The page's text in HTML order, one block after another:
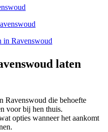
in Ravenswoud
laten
Ravenswoud die behoefte
voor bij hen thuis.
opties wanneer het aankomt